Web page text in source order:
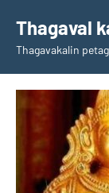
content
Thagaval
Thagavakalin